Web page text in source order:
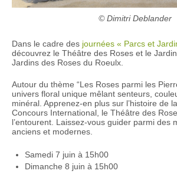
© Dimitri Deblander
Dans le cadre des journées « Parcs et
découvrez le Théâtre des Roses et le
Jardins des Roses du Roeulx.
Autour du thème “Les Roses parmi les
univers floral unique mêlant senteurs,
minéral. Apprenez-en plus sur l’histoire de
Concours International, le Théâtre des
l’entourent. Laissez-vous guider parmi des
anciens et modernes.
Samedi 7 juin à 15h00
Dimanche 8 juin à 15h00